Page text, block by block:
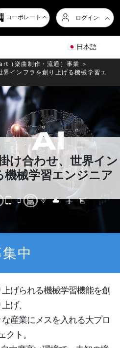
コーポレート ログイン
日本語
（楽曲制作・流通）事業 ＞
界インフラを創り上げる機械学習エ
け合わせ、世界イン
械学習エンジニア
中
げられる機械学習機能を創
上げ、
産業にメスを入れる大プロ
クト。